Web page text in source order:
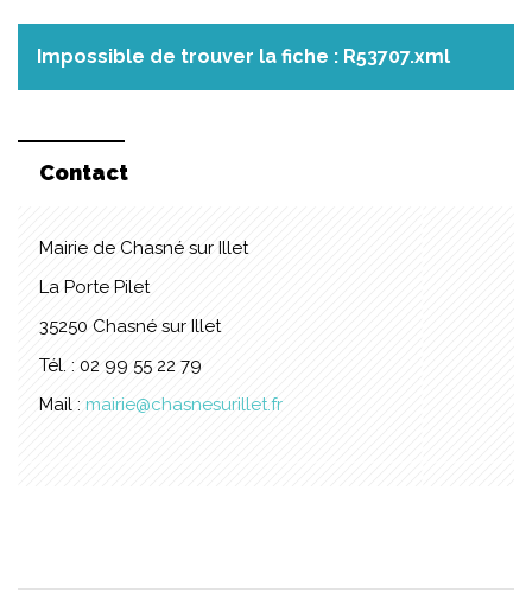
Impossible de trouver la fiche : R53707.xml
Contact
Mairie de Chasné sur Illet
La Porte Pilet
35250 Chasné sur Illet
Tél. : 02 99 55 22 79
Mail : mairie@chasnesurillet.fr